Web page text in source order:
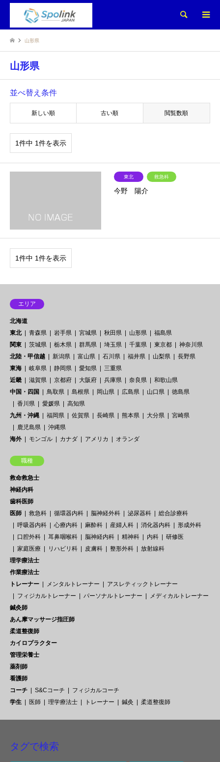
検索
山形県
山形県
並べ替え条件
新しい順 古い順 閲覧数順
1件中 1件を表示
東北 救急科
今野 陽介
1件中 1件を表示
エリア
北海道
東北
青森県 岩手県 宮城県 秋田県 山形県
福島県
関東
茨城県 栃木県 群馬県 埼玉県 千葉県 東京都
神奈川県
北陸・甲信越
新潟県 富山県 石川県 福井県 山梨県
長野県
東海
岐阜県 静岡県 愛知県
三重県
近畿
滋賀県 京都府 大阪府 兵庫県 奈良県
和歌山県
中国・四国
鳥取県 島根県 岡山県 広島県 山口県
徳島県
香川県
愛媛県
高知県
九州・沖縄
福岡県 佐賀県 長崎県 熊本県 大分県
宮崎県
鹿児島県
沖縄県
海外
モンゴル カナダ アメリカ オランダ
職種
救命救急士
神経内科
歯科医師
医師
救急科 循環器内科 脳神経外科 泌尿器科
総合診療科
呼吸器内科
心療内科 麻酔科 産婦人科 消化器内科
形成外科
口腔外科
耳鼻咽喉科 脳神経内科 精神科 内科
研修医
家庭医療
リハビリ科 皮膚科 整形外科
放射線科
理学療法士
作業療法士
トレーナー
メンタルトレーナー
アスレティックトレーナー
フィジカルトレーナー
パーソナルトレーナー
メディカルトレーナー
鍼灸師
あん摩マッサージ指圧師
柔道整復師
カイロプラクター
管理栄養士
薬剤師
看護師
コーチ
S&Cコーチ
フィジカルコーチ
学生
医師 理学療法士 トレーナー 鍼灸 柔道整復師
タグで検索